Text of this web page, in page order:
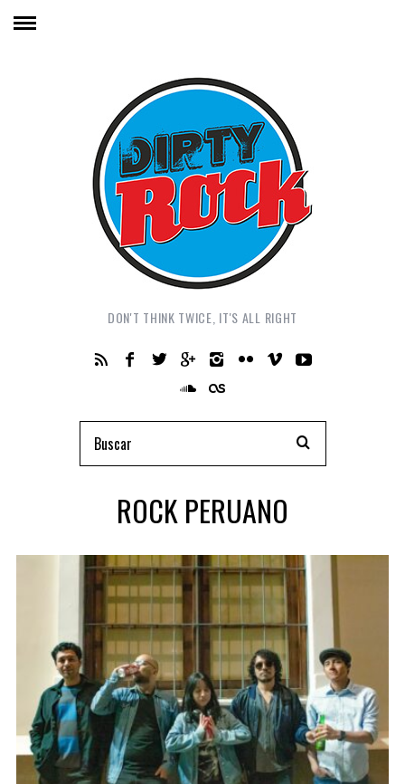
DON'T THINK TWICE, IT'S ALL RIGHT
ROCK PERUANO